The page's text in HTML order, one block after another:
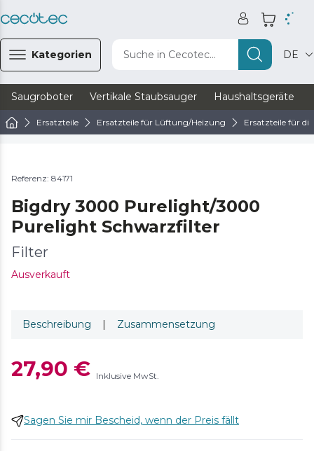
Kategorien Suche in Cecotec... DE
Saugroboter Vertikale Staubsauger Haushaltsgeräte
Ersatzteile Ersatzteile für Lüftung/Heizung Ersatzteile für
Referenz: 84171
Bigdry 3000 Purelight/3000
Purelight Schwarzfilter
Filter
Ausverkauft
Beschreibung | Zusammensetzung
27,90 € Inklusive MwSt.
Sagen Sie mir Bescheid, wenn der Preis fällt